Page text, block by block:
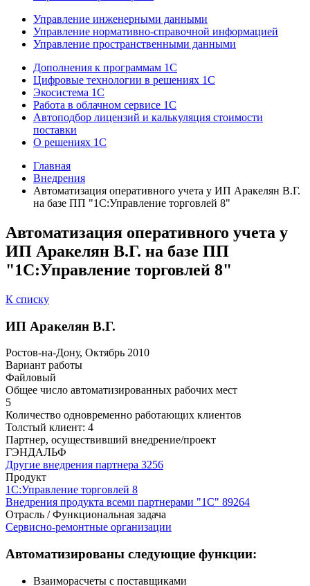
Управление инженерными данными
Управление нормативно-справочной информацией
Управление пространственными данными
Дополнения к программам 1С
Цифровые технологии в решениях 1С
Экосистема 1С
Работа в облачном сервисе 1С
Автоподбор лицензий и калькуляция стоимости
поставки
О решениях 1С
Главная
Внедрения
Автоматизация оперативного учета у ИП Аракелян В.Г.
на базе ПП "1С:Управление торговлей 8"
Автоматизация оперативного учета у
ИП Аракелян В.Г. на базе ПП
"1С:Управление торговлей 8"
К списку
ИП Аракелян В.Г.
Ростов-на-Дону, Октябрь 2010
Вариант работы
Файловый
Общее число автоматизированных рабочих мест
5
Количество одновременно работающих клиентов
Толстый клиент: 4
Партнер, осуществивший внедрение/проект
ГЭНДАЛЬФ
Другие внедрения партнера 3256
Продукт
1С:Управление торговлей 8
Внедрения продукта всеми партнерами "1С" 89264
Отрасль / Функциональная задача
Сервисно-ремонтные организации
Автоматизированы следующие функции:
Взаиморасчеты с поставщиками